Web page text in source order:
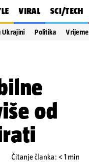
VIRAL SCI/TECH
Ukrajini Politika Vrijeme
od
Čitanje članka: < 1 min